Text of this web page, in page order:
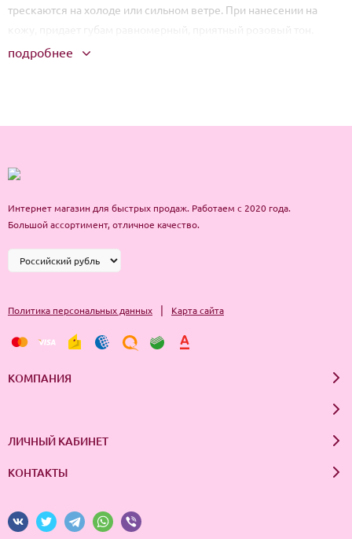
трескаются на холоде или сильном ветре. При нанесении на
кожу, придает губам равномерный, приятный розовый тон.
Способ применения: Нанести небольшое количество
подробнее
Интернет магазин для быстрых продаж. Работаем с 2020 года.
Большой ассортимент, отличное качество.
Политика персональных данных | Карта сайта
КОМПАНИЯ
ЛИЧНЫЙ КАБИНЕТ
КОНТАКТЫ